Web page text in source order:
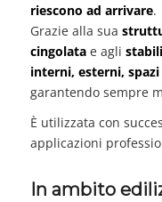
riescono ad arrivare.
Grazie alla sua
cingolatae agli
interni, esterni,
garantendo sempre
È utilizzata con
applicazioni
In ambito